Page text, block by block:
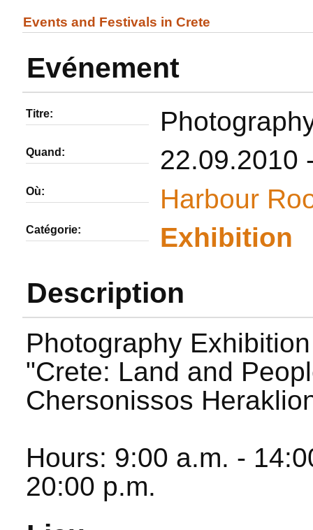
Events and Festivals in Crete
Evénement
Titre:
Quand: 22.09.2010
Où: Harbour
Catégorie: Εxhibition
Description
Photography
"Crete: Land and
Chersonissos
Hours: 9:00 a.m. -
20:00 p.m.